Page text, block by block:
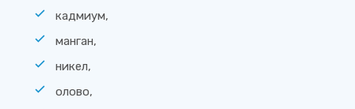
кадмиум,
манган,
никел,
олово,